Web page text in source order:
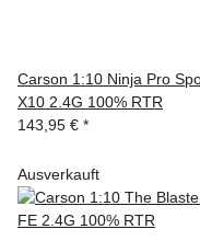
Carson 1:10 Ninja Pro
X10 2.4G 100% RTR
143,95 € *
Ausverkauft